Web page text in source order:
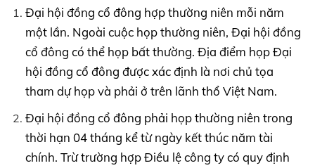
Đại hội đồng cổ đông hợp thường niên mỗi năm
một lần. Ngoài cuộc họp thường niên, Đại hội đồng
cổ đông có thể họp bất thường. Địa điểm họp Đại
hội đồng cổ đông được xác định là nơi chủ tọa
tham dự họp và phải ở trên lãnh thổ Việt Nam.
Đại hội đồng cổ đông phải họp thường niên trong
thời hạn 04 tháng kể từ ngày kết thúc năm tài
chính. Trừ trường hợp Điều lệ công ty có quy định